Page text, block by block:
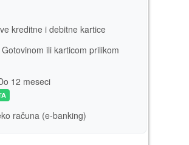
kreditne i debitne kartice
Gotovinom ili karticom prilikom
12 meseci
računa (e-banking)